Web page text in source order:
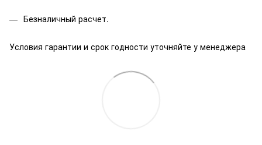
Безналичный расчет.
Условия гарантии и срок годности уточняйте у менеджера